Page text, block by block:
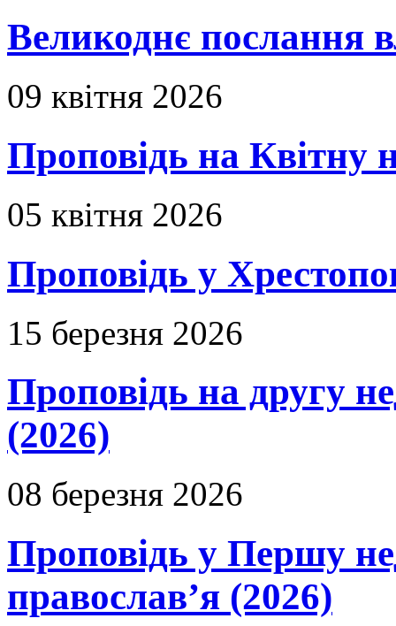
Великоднє послання
09 квітня 2026
Проповідь на Квітну
05 квітня 2026
Проповідь у
15 березня 2026
Проповідь на другу
(2026)
08 березня 2026
Проповідь у Першу
православ’я (2026)